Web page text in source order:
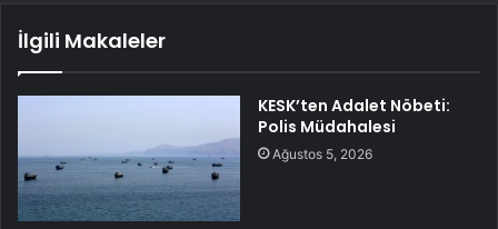
İlgili Makaleler
KESK’ten Adalet Nöbeti:
Polis Müdahalesi
Ağustos 5, 2026